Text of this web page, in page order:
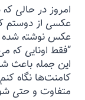
امروز در حالی
عکسی از دوستم
عکس نوشته شده
“فقط اونایی که
این جمله باعث
کامنت‌ها نگاه
متفاوت و حتی